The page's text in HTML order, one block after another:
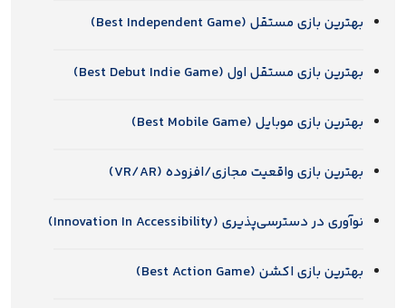
بهترین بازی مستقل (Best Independent Game)
بهترین بازی مستقل اول (Best Debut Indie Game)
بهترین بازی موبایل (Best Mobile Game)
بهترین بازی واقعیت مجازی/افزوده (VR/AR)
نوآوری در دسترسی‌پذیری (Innovation In Accessibility)
بهترین بازی اکشن (Best Action Game)